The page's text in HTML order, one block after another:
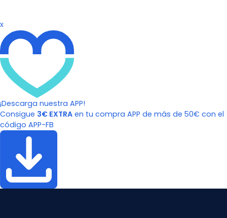
x
¡Descarga nuestra APP!
Consigue 3€ EXTRA en tu compra APP de más de 50€ con el
código APP-FB